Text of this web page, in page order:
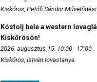
Kiskőrös, Petőfi Sándor
Kóstolj bele a western
Kiskőrösön!
2026. augusztus 15. 10:00 - 17:00
Kiskőrös, István lovastanya